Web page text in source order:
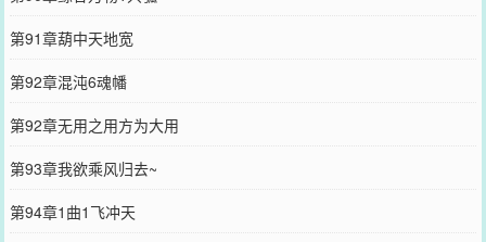
第91章葫中天地宽
第92章混沌6魂幡
第92章无用之用方为大用
第93章我欲乘风归去~
第94章1曲1飞冲天